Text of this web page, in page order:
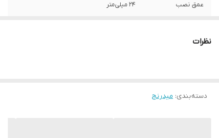
عمق نصب 24 میلی‌متر
ابعاد
نظرات
دسته‌بندی: میدرنج